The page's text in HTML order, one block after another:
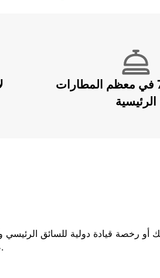
خدمة 24/ 7 في معظم المطارات
الرئيسية
أو رخصة قيادة دولية للسائق
صادرة من المملكة المتحدة، يجب عليك إحضار كلا الجزئين من رخصتك.